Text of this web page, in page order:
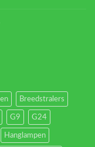
Breedstralers
G9 G24
Hanglampen